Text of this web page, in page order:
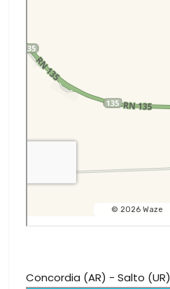
Concordia (AR) - Salto (UR)